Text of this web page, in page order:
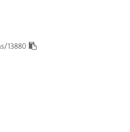
13880